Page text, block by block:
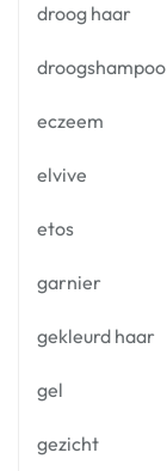
droog haar
droogshampoo
eczeem
elvive
etos
garnier
gekleurd haar
gel
gezicht